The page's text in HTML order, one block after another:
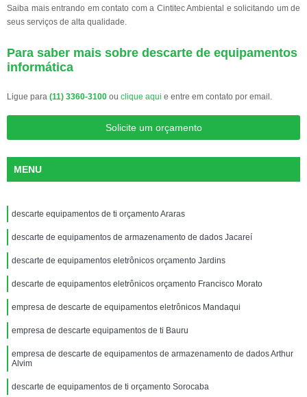
Saiba mais entrando em contato com a Cintitec Ambiental e solicitando um de
seus serviços de alta qualidade.
Para saber mais sobre descarte de equipamentos
informática
Ligue para (11) 3360-3100 ou clique aqui e entre em contato por email.
Solicite um orçamento
MENU
descarte equipamentos de ti orçamento Araras
descarte de equipamentos de armazenamento de dados Jacareí
descarte de equipamentos eletrônicos orçamento Jardins
descarte de equipamentos eletrônicos orçamento Francisco Morato
empresa de descarte de equipamentos eletrônicos Mandaqui
empresa de descarte equipamentos de ti Bauru
empresa de descarte de equipamentos de armazenamento de dados Arthur
Alvim
descarte de equipamentos de ti orçamento Sorocaba